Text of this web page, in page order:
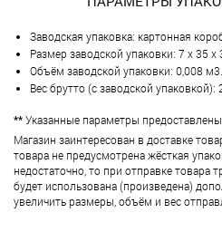
Заводская упаковка: картонная
Размер заводской упаковки: 7 х 35 х
Объём заводской упаковки: 0,008 м3.
Вес брутто (с заводской упаковкой):
**Указанные параметры
Магазин заинтересован в доставке
товара не предусмотрена жёсткая
недостаточно, то при отправке
будет использована (произведена)
увеличить размеры, объём и вес